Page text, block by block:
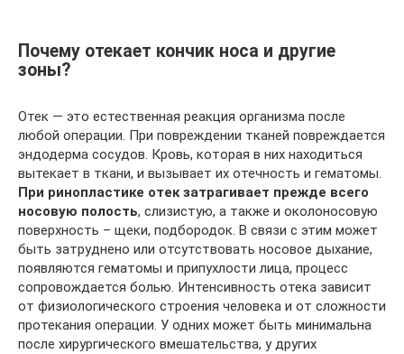
Почему отекает кончик носа и другие
зоны?
Отек — это естественная реакция организма после
любой операции. При повреждении тканей повреждается
эндодерма сосудов. Кровь, которая в них находиться
вытекает в ткани, и вызывает их отечность и гематомы.
При ринопластике отек затрагивает прежде всего
носовую полость, слизистую, а также и околоносовую
поверхность – щеки, подбородок. В связи с этим может
быть затруднено или отсутствовать носовое дыхание,
появляются гематомы и припухлости лица, процесс
сопровождается болью. Интенсивность отека зависит
от физиологического строения человека и от сложности
протекания операции. У одних может быть минимальна
после хирургического вмешательства, у других